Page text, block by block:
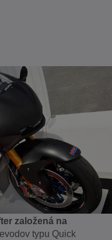
založená na
typu Quick